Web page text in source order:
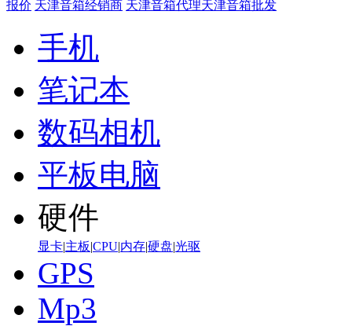
报价 天津音箱经销商 天津音箱代理天津音箱批发
手机
笔记本
数码相机
平板电脑
硬件
显卡|主板|CPU|内存|硬盘|光驱
GPS
Mp3